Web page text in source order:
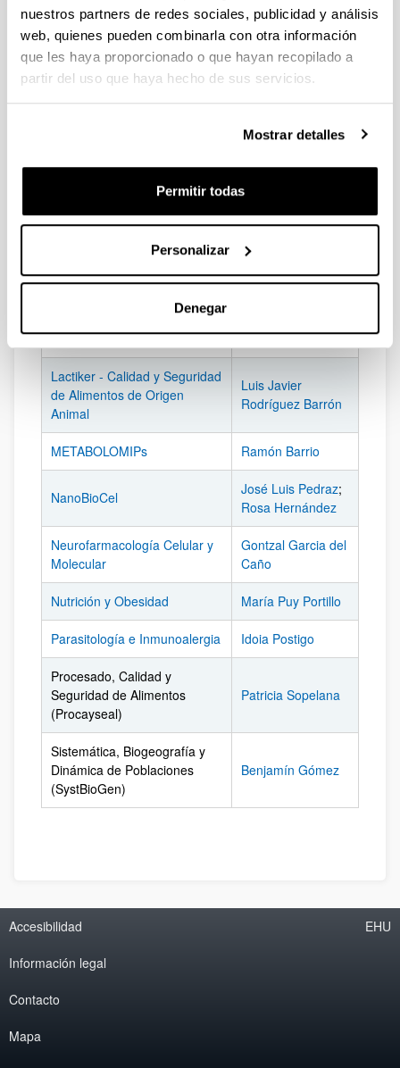
nuestros partners de redes sociales, publicidad y análisis
web, quienes pueden combinarla con otra información
que les haya proporcionado o que hayan recopilado a
partir del uso que haya hecho de sus servicios.
Mostrar detalles
Permitir todas
Personalizar
Denegar
GRUPO
INVESTIGADOR/A
PRINCIPAL
Microfluidics&BIOMICs
Lourdes Basabe
Oscar Casis
Campylobacter y Arcobacter
Irati Martínez
Malax-Echevarria
Génica (PharmaNanoGene)
Alicia Rodriguez
Gascón
Síntesis Orgánica en Química
Médica
Alonso
Lactiker - Calidad y Seguridad
de Alimentos de Origen
Animal
Luis Javier
Rodríguez Barrón
METABOLOMIPs Ramón Barrio
NanoBioCel José Luis Pedraz;
Rosa Hernández
Neurofarmacología Celular y
Molecular
Gontzal Garcia del
Caño
Nutrición y Obesidad María Puy Portillo
Parasitología e Inmunoalergia Idoia Postigo
Procesado, Calidad y
Seguridad de Alimentos
(Procayseal)
Patricia Sopelana
Sistemática, Biogeografía y
Dinámica de Poblaciones
(SystBioGen)
Benjamín Gómez
Accesibilidad
Información legal
Contacto
Mapa
EHU